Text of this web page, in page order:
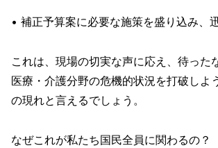
• 補正予算案に必要な施策を盛り込み、
これは、現場の切実な声に応え、待った
医療・介護分野の危機的状況を打破しよ
の現れと言えるでしょう。
なぜこれが私たち国民全員に関わるの？